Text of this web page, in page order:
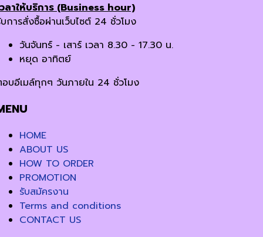
ลาให้บริการ (Business hour)
การสั่งซื้อผ่านเว็บไซต์ 24 ชั่วโมง
วันจันทร์ - เสาร์ เวลา 8.30 - 17.30 น.
หยุด อาทิตย์
บอีเมล์ทุกๆ วันภายใน 24 ชั่วโมง
HOME
ABOUT US
HOW TO ORDER
PROMOTION
รับสมัครงาน
Terms and conditions
CONTACT US